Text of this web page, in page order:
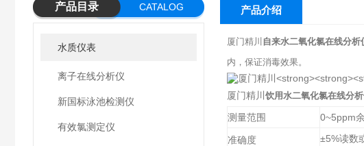
产品目录 CATALOG
水质仪表
离子在线分析仪
新国标泳池检测仪
有效氯测定仪
产品介绍
厦门精川 自来水二氧化氯在线分析
内，保证消毒效果。
厦门精川 饮用水二氧化氯在线分
测量范围
0~5ppm
准确度 ±5%读数